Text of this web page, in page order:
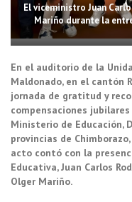
El viceministro Juan
Mariño durante la
En el auditorio de la
Maldonado, en el cantón
jornada de gratitud y
compensaciones
Ministerio de Educación,
provincias de
acto contó con la
Educativa, Juan Carlos
Olger Mariño.